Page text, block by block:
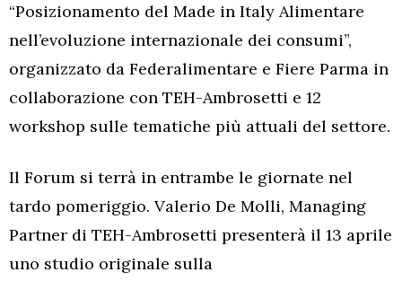
“Posizionamento del Made in Italy Alimentare
nell’evoluzione internazionale dei consumi”,
organizzato da Federalimentare e Fiere Parma in
collaborazione con TEH-Ambrosetti e 12
workshop sulle tematiche più attuali del settore.
Il Forum si terrà in entrambe le giornate nel
tardo pomeriggio. Valerio De Molli, Managing
Partner di TEH-Ambrosetti presenterà il 13 aprile
uno studio originale sulla